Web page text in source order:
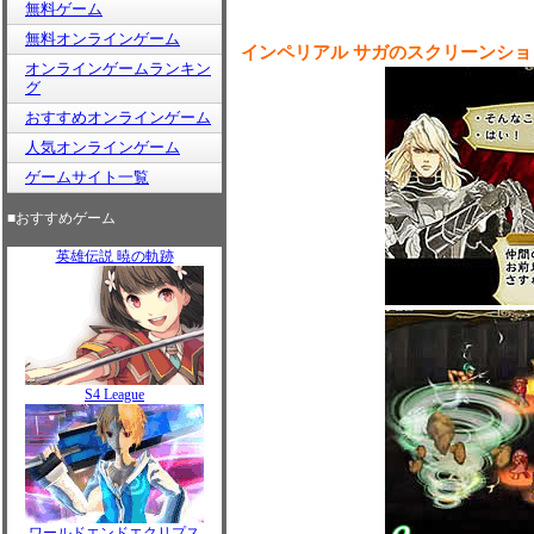
無料ゲーム
無料オンラインゲーム
オンラインゲームランキン
グ
おすすめオンラインゲーム
人気オンラインゲーム
ゲームサイト一覧
■おすすめゲーム
英雄伝説 暁の軌跡
S4 League
インペリアル サガのスクリーンシ